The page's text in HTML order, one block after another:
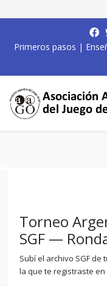
Primeros pasos |
Torneo
SGF —
Subí el archivo SGF
la que te registraste en